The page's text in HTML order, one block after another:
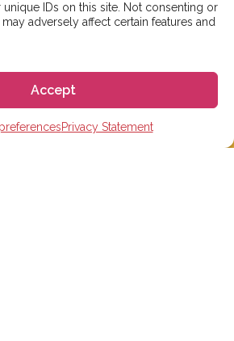
IDs on this site. Not consenting or
adversely affect certain features and
Accept
Privacy Statement
확인하기